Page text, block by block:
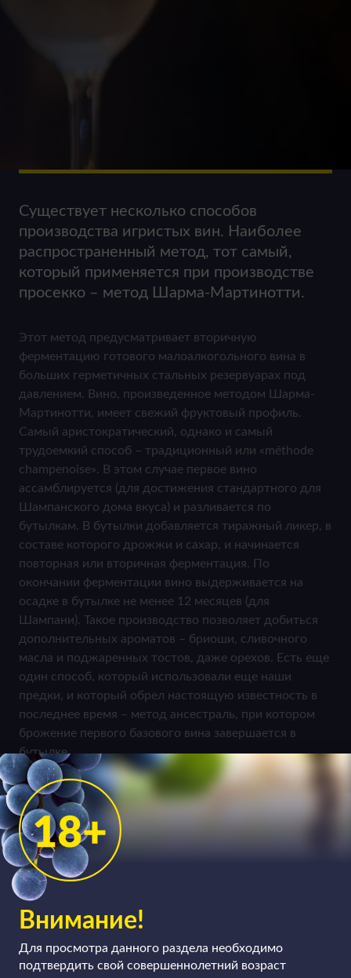
Внимание!
Для просмотра данного раздела необходимо
подтвердить свой совершеннолетний возраст
Существует несколько способов
производства игристых вин. Наиболее
распространенный метод, тот самый,
который применяется при производстве
просекко – метод Шарма-Мартинотти.
Этот метод предусматривает вторичную
ферментацию готового малоалкогольного вина в
больших герметичных стальных резервуарах под
давлением. Вино, произведенное методом Шарма-
Мартинотти, имеет свежий фруктовый профиль.
Самый аристократический, однако и самый
трудоемкий способ – традиционный или «méthode
champenoise». В этом случае первое вино
ассамблируется (для достижения стандартного для
Шампанского дома вкуса) и разливается по
бутылкам. В бутылки добавляется тиражный ликер, в
составе которого дрожжи и сахар, и начинается
повторная или вторичная ферментация. По
окончании ферментации вино выдерживается на
осадке в бутылке не менее 12 месяцев (для
Шампани). Такое производство позволяет добиться
дополнительных ароматов – бриоши, сливочного
масла и поджаренных тостов, даже орехов. Есть еще
один способ, который использовали еще наши
предки, и который обрел настоящую известность в
последнее время – метод ансестраль, при котором
брожение первого базового вина завершается в
бутылке.